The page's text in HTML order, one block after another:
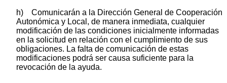
h) Comunicarán a la Dirección General de Cooperación
Autonómica y Local, de manera inmediata, cualquier
modificación de las condiciones inicialmente informadas
en la solicitud en relación con el cumplimiento de sus
obligaciones. La falta de comunicación de estas
modificaciones podrá ser causa suficiente para la
revocación de la ayuda.